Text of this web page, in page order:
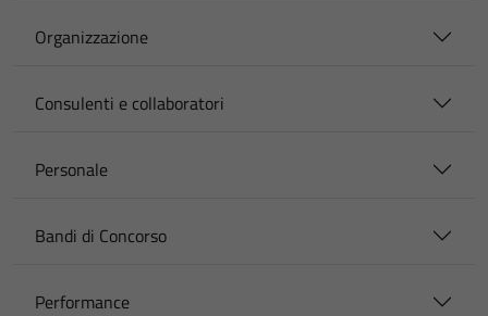
Organizzazione
Consulenti e collaboratori
Personale
Bandi di Concorso
Performance